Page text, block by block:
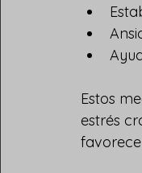
Estos
estrés